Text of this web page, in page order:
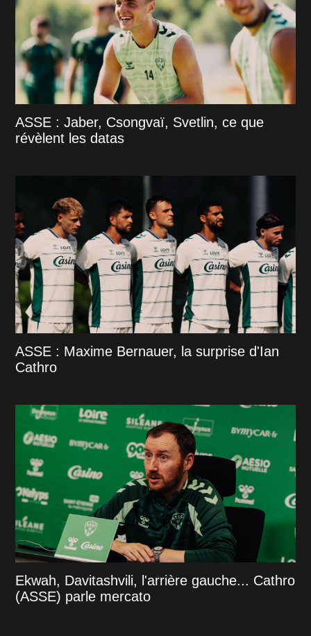
ASSE : Jaber, Csongvaï, Svetlin, ce que
révèlent les datas
ASSE : Maxime Bernauer, la surprise d'Ian
Cathro
Ekwah, Davitashvili, l'arrière gauche... Cathro
(ASSE) parle mercato